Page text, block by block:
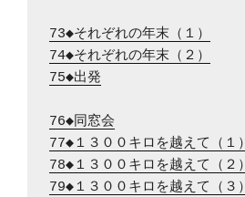
73◆それぞれの年末（１）
74◆それぞれの年末（２）
75◆出発
76◆同窓会
77◆１３００キロを越えて（１）
78◆１３００キロを越えて（２）
79◆１３００キロを越えて（３）